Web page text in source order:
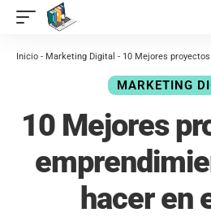
contenido
Inicio - Marketing Digital - 10 Mejores proyectos de
MARKETING
10 Mejores
hacer en